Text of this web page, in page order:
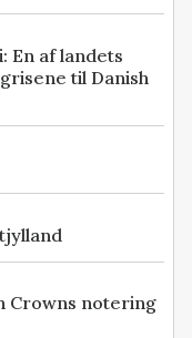
En af landets
til Danish
Crowns notering